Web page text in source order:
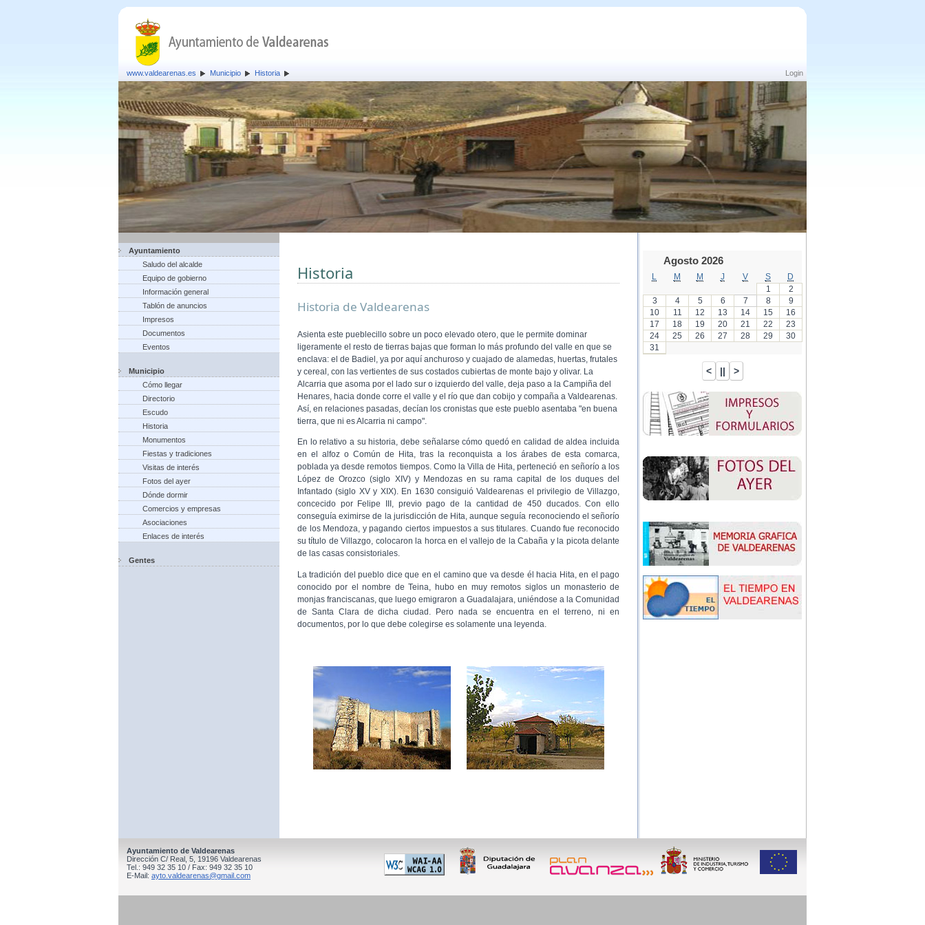
Login
www.valdearenas.es Municipio Historia
Ayuntamiento
Saludo del alcalde
Equipo de gobierno
Información general
Tablón de anuncios
Impresos
Documentos
Eventos
Municipio
Cómo llegar
Directorio
Escudo
Historia
Monumentos
Fiestas y tradiciones
Visitas de interés
Fotos del ayer
Dónde dormir
Comercios y empresas
Asociaciones
Enlaces de interés
Gentes
Historia
Historia de Valdearenas
Asienta este pueblecillo sobre un poco elevado otero, que le permite dominar
ligeramente el resto de tierras bajas que forman lo más profundo del valle en que se
enclava: el de Badiel, ya por aquí anchuroso y cuajado de alamedas, huertas, frutales
y cereal, con las vertientes de sus costados cubiertas de monte bajo y olivar. La
Alcarria que asoma por el lado sur o izquierdo del valle, deja paso a la Campiña del
Henares, hacia donde corre el valle y el río que dan cobijo y compaña a Valdearenas.
Así, en relaciones pasadas, decían los cronistas que este pueblo asentaba "en buena
tierra, que ni es Alcarria ni campo".
En lo relativo a su historia, debe señalarse cómo quedó en calidad de aldea incluida
en el alfoz o Común de Hita, tras la reconquista a los árabes de esta comarca,
poblada ya desde remotos tiempos. Como la Villa de Hita, perteneció en seño­río a los
López de Orozco (siglo XIV) y Mendozas en su rama capital de los duques del
Infantado (siglo XV y XIX). En 1630 consiguió Valdearenas el privilegio de Villazgo,
con­cecido por Felipe III, previo pago de la cantidad de 450 duca­dos. Con ello
conseguía eximirse de la jurisdicción de Hita, aunque seguía reconociendo el señorío
de los Mendoza, y pagando ciertos impuestos a sus titulares. Cuando fue reconocido
su título de Villazgo, colocaron la horca en el vallejo de la Cabaña y la picota delante
de las casas consistoriales.
La tradición del pueblo dice que en el camino que va desde él hacia Hita, en el pago
conocido por el nombre de Teina, hubo en muy remotos siglos un monasterio de
monjas franciscanas, que luego emigraron a Guadalajara, uniéndose a la Comunidad
de Santa Clara de dicha ciudad. Pero nada se encuentra en el terreno, ni en
documentos, por lo que debe colegirse es solamente una leyenda.
Agosto 2026
M M J V S
D
1
2
3
4 5 6 7 8
9
10
11 12 13 14 15
16
17
18 19 20 21 22
23
24
25 26 27 28 29
30
31
Ayuntamiento de Valdearenas
Dirección C/ Real, 5, 19196 Valdearenas
Tel.: 949 32 35 10 / Fax: 949 32 35 10
E-Mail: ayto.valdearenas@gmail.com